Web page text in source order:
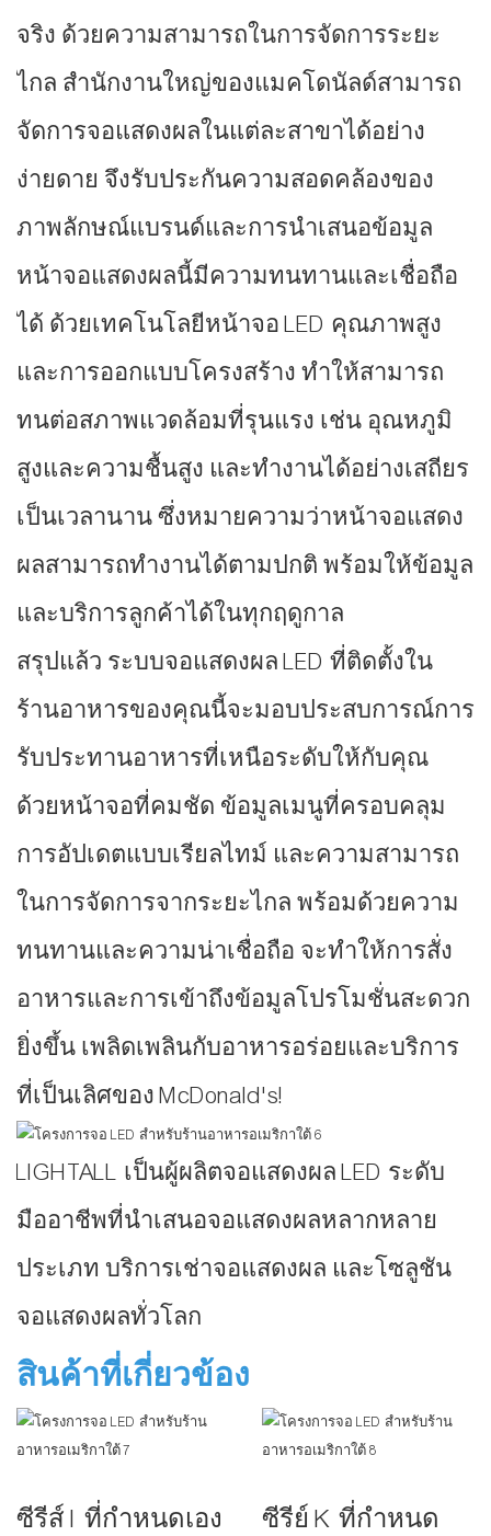
จริง ด้วยความสามารถในการจัดการระยะ
ไกล สำนักงานใหญ่ของแมคโดนัลด์สามารถ
จัดการจอแสดงผลในแต่ละสาขาได้อย่าง
ง่ายดาย จึงรับประกันความสอดคล้องของ
ภาพลักษณ์แบรนด์และการนำเสนอข้อมูล
หน้าจอแสดงผลนี้มีความทนทานและเชื่อถือ
ได้ ด้วยเทคโนโลยีหน้าจอ LED คุณภาพสูง
และการออกแบบโครงสร้าง ทำให้สามารถ
ทนต่อสภาพแวดล้อมที่รุนแรง เช่น อุณหภูมิ
สูงและความชื้นสูง และทำงานได้อย่างเสถียร
เป็นเวลานาน ซึ่งหมายความว่าหน้าจอแสดง
ผลสามารถทำงานได้ตามปกติ พร้อมให้ข้อมูล
และบริการลูกค้าได้ในทุกฤดูกาล
สรุปแล้ว ระบบจอแสดงผล LED ที่ติดตั้งใน
ร้านอาหารของคุณนี้จะมอบประสบการณ์การ
รับประทานอาหารที่เหนือระดับให้กับคุณ
ด้วยหน้าจอที่คมชัด ข้อมูลเมนูที่ครอบคลุม
การอัปเดตแบบเรียลไทม์ และความสามารถ
ในการจัดการจากระยะไกล พร้อมด้วยความ
ทนทานและความน่าเชื่อถือ จะทำให้การสั่ง
อาหารและการเข้าถึงข้อมูลโปรโมชั่นสะดวก
ยิ่งขึ้น เพลิดเพลินกับอาหารอร่อยและบริการ
ที่เป็นเลิศของ McDonald's!
LIGHTALL เป็นผู้ผลิตจอแสดงผล LED ระดับ
มืออาชีพที่นำเสนอจอแสดงผลหลากหลาย
ประเภท บริการเช่าจอแสดงผล และโซลูชัน
จอแสดงผลทั่วโลก
สินค้าที่เกี่ยวข้อง
ซีรีส์ I ที่กำหนดเอง
ซีรีย์ K ที่กำหนด